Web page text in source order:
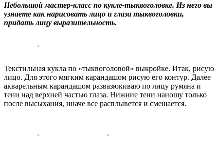
Небольшой мастер-класс по кукле-тыквоголовке. Из него вы
узнаете как нарисовать лицо и глаза тыквоголовки,
придать лицу выразительность.
Текстильная кукла по «тыквоголовой» выкройке. Итак, рисую
лицо. Для этого мягким карандашом рисую его контур. Далее
акварельным карандашом развазюкиваю по лицу румяна и
тени над верхней частью глаза. Нижние тени наношу только
после высыхания, иначе все расплывется и смешается.